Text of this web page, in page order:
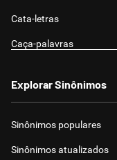
Cata-letras
Caça-palavras
Explorar Sinônimos
Sinônimos populares
Sinônimos atualizados